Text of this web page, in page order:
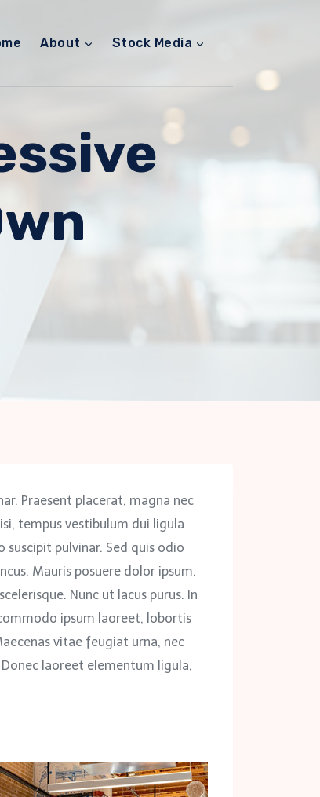
About Stock Media
Praesent placerat, magna nec
tempus vestibulum dui ligula
pulvinar. Sed quis odio
Mauris posuere dolor ipsum.
Nunc ut lacus purus. In
ipsum laoreet, lobortis
vitae feugiat urna, nec
laoreet elementum ligula,